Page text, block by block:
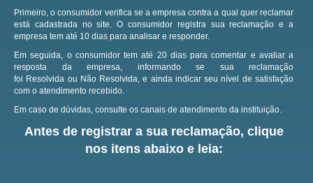
Primeiro, o consumidor verifica se a empresa contra a qual quer reclamar
está cadastrada no site.O consumidor registra sua reclamação e a
empresa tem até 10 dias para analisar e responder.
Em seguida, o consumidor tem até 20 dias para comentar e avaliar a
resposta da empresa, informando se sua reclamação
foi Resolvida ou Não Resolvida, e ainda indicar seu nível de satisfação
com o atendimento recebido.
Em caso de dúvidas, consulte os canais de atendimento da instituição.
Antes de registrar a sua reclamação, clique
nos itens abaixo e leia: